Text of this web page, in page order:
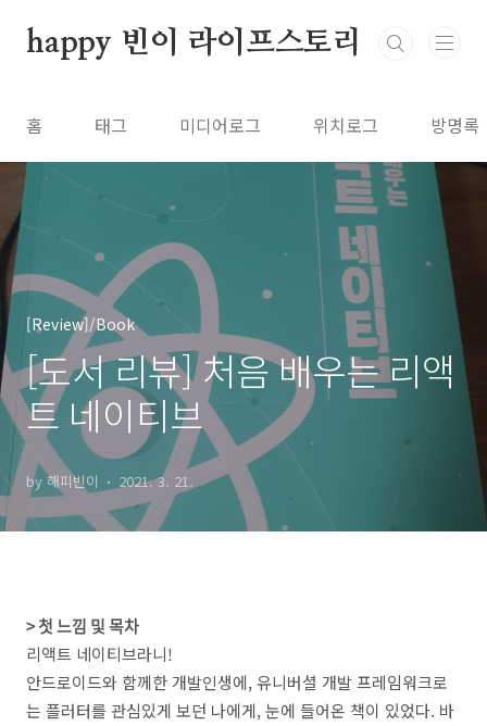
happy 빈이 라이프스토리
홈 태그 미디어로그 위치로그 방명록
[Review]/Book
[도서 리뷰] 처음 배우는 리액
트 네이티브
by 해피빈이 2021. 3. 21.
> 첫 느낌 및 목차
리액트 네이티브라니!
안드로이드와 함께한 개발인생에, 유니버셜 개발 프레임워크로
는 플러터를 관심있게 보던 나에게, 눈에 들어온 책이 있었다. 바